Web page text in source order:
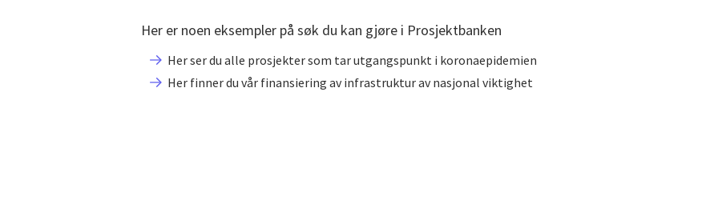
Her er noen eksempler på søk du kan gjøre i Prosjektbanken
Her ser du alle prosjekter som tar utgangspunkt i koronaepidemien
Her finner du vår finansiering av infrastruktur av nasjonal viktighet